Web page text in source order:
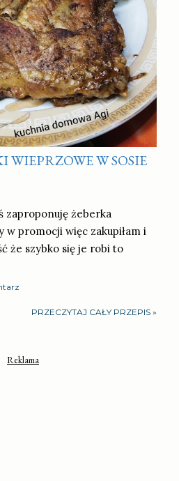
WIEPRZOWE W SOSIE
zaproponuję żeberka
w promocji więc zakupiłam i
że szybko się je robi to
PRZECZYTAJ CAŁY PRZEPIS »